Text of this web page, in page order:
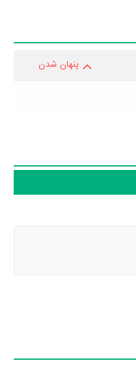
پنهان شدن